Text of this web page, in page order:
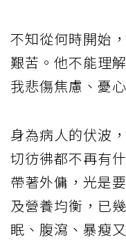
不知從何時開始
艱苦。他不能理
我悲傷焦慮、憂
身為病人的伏波
切彷彿都不再有
帶著外傭，光是
及營養均衡，已
眠、腹瀉、暴瘦